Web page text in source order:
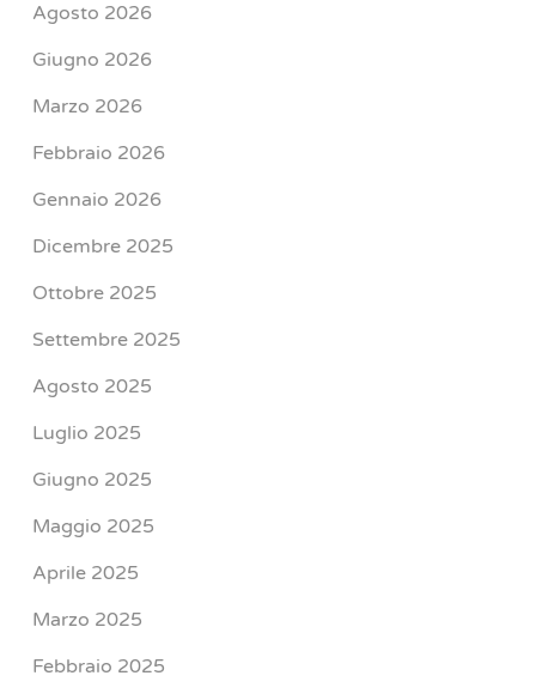
Agosto 2026
Giugno 2026
Marzo 2026
Febbraio 2026
Gennaio 2026
Dicembre 2025
Ottobre 2025
Settembre 2025
Agosto 2025
Luglio 2025
Giugno 2025
Maggio 2025
Aprile 2025
Marzo 2025
Febbraio 2025